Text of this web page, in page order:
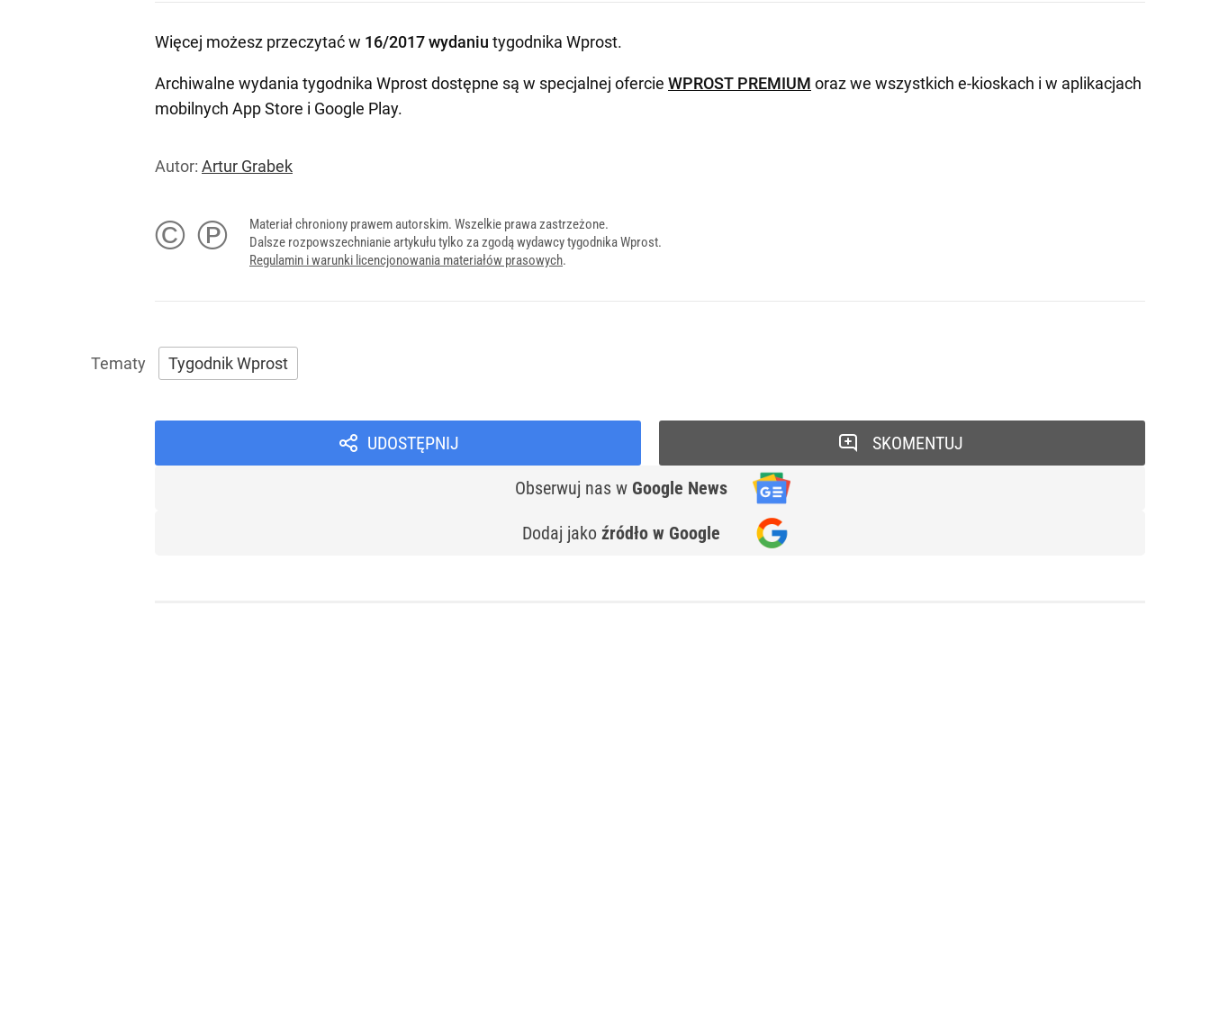
Więcej możesz przeczytać w 16/2017 wydaniu tygodnika Wprost.
Archiwalne wydania tygodnika Wprost dostępne są w specjalnej ofercie WPROST PREMIUM oraz we wszystkich e-kioskach i w aplikacjach
mobilnych App Store i Google Play.
Autor: Artur Grabek
© ℗
Materiał chroniony prawem autorskim. Wszelkie prawa zastrzeżone.
Dalsze rozpowszechnianie artykułu tylko za zgodą wydawcy tygodnika Wprost.
Regulamin i warunki licencjonowania materiałów prasowych.
Tygodnik Wprost
UDOSTĘPNIJ
Obserwuj nas w Google News
Dodaj jako źródło w Google
SKOMENTUJ